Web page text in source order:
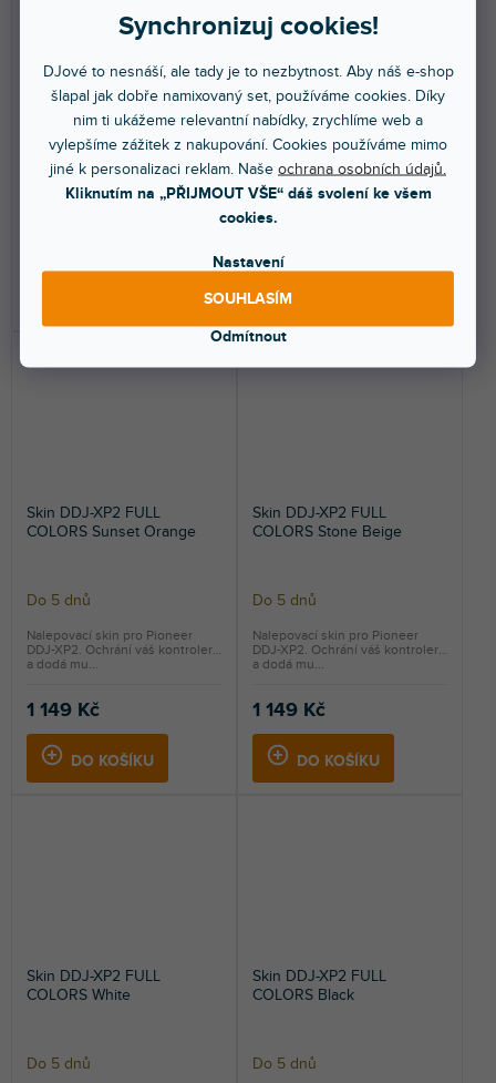
Synchronizuj cookies!
DJové to nesnáší, ale tady je to nezbytnost. Aby náš e-shop
šlapal jak dobře namixovaný set, používáme cookies. Díky
nim ti ukážeme relevantní nabídky, zrychlíme web a
vylepšíme zážitek z nakupování. Cookies používáme mimo
jiné k personalizaci reklam. Naše ochrana osobních údajů.
Kliknutím na „PŘIJMOUT VŠE“ dáš svolení ke všem
cookies.
Nastavení
Odmítnout
SOUHLASÍM
COLORS Dark Yellow
Do 5 dnů
Nalepovací skin pro Pioneer
DDJ-XP2. Ochrání váš kontroler
a dodá mu...
COLORS Army Green
Do 5 dnů
Nalepovací skin pro Pioneer
DDJ-XP2. Ochrání váš kontroler
a dodá mu...
Skin DDJ-XP2 FULL
COLORS Sunset Orange
Do 5 dnů
1 149 Kč
DO KOŠÍKU
Nalepovací skin pro Pioneer
DDJ-XP2. Ochrání váš kontroler
a dodá mu...
Skin DDJ-XP2 FULL
COLORS Stone Beige
Do 5 dnů
1 149 Kč
DO KOŠÍKU
Nalepovací skin pro Pioneer
DDJ-XP2. Ochrání váš kontroler
a dodá mu...
Skin DDJ-XP2 FULL
COLORS White
Do 5 dnů
Skin DDJ-XP2 FULL
COLORS Black
Do 5 dnů